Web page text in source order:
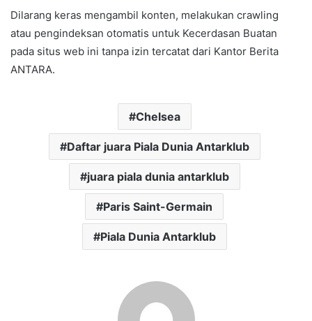
Dilarang keras mengambil konten, melakukan crawling
atau pengindeksan otomatis untuk Kecerdasan Buatan
pada situs web ini tanpa izin tercatat dari Kantor Berita
ANTARA.
Chelsea
Daftar juara Piala Dunia Antarklub
juara piala dunia antarklub
Paris Saint-Germain
Piala Dunia Antarklub